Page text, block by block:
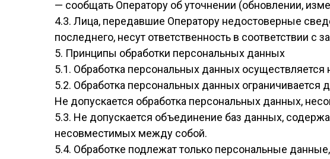
— сообщать Оператору об уточнении (обновлении,
4.3. Лица, передавшие Оператору недостоверные
последнего, несут ответственность в соответствии с
5. Принципы обработки персональных данных
5.1. Обработка персональных данных осуществляется
5.2. Обработка персональных данных
Не допускается обработка персональных данных,
5.3. Не допускается объединение баз данных,
несовместимых между собой.
5.4. Обработке подлежат только персональные